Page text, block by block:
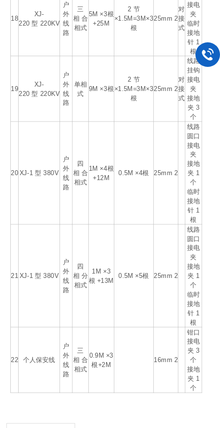
18
XJ-
220 型 220KV
户
外
线
路
三
相 合
相式
5M ×3根
+25M
2 节
×1.5M=3M×3
根
25mm 2
对
接
式
接电
夹
临时
接地
针 1
根
19
XJ-
220 型 220KV
户
外
线
路
单相
式
9M ×3根
2 节
×1.5M=3M×3
根
25mm 2
对
接
式
线路
挂钩
接电
夹
接地
夹 3
个
20 XJ-1 型 380V
户
外
线
路
四
相 合
相式
1M ×4根
+12M
0.5M ×4根 25mm 2
线路
圆口
接电
夹
接地
夹 1
个
临时
接地
针 1
根
21 XJ-1 型 380V
户
外
线
路
四
相 分
相式
1M ×3
根 +13M
0.5M ×5根 25mm 2
线路
圆口
接电
夹
接地
夹 1
个
临时
接地
针 1
根
22 个人保安线
户
外
线
路
三
相 合
相式
0.9M ×3
根+2M
16mm 2
钳口
接电
夹 3
个
接地
夹 1
个